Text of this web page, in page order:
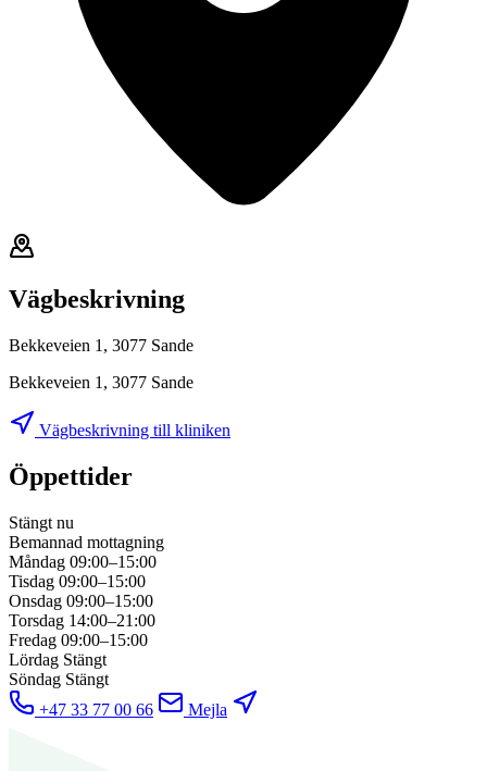
Vägbeskrivning
Bekkeveien 1, 3077 Sande
Bekkeveien 1, 3077 Sande
Vägbeskrivning till kliniken
Öppettider
Stängt nu
Bemannad mottagning
Måndag 09:00–15:00
Tisdag 09:00–15:00
Onsdag 09:00–15:00
Torsdag 14:00–21:00
Fredag 09:00–15:00
Lördag Stängt
Söndag Stängt
+47 33 77 00 66
Mejla